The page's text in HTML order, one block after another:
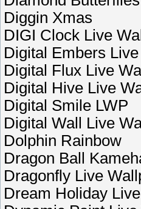
Diggin Xmas
DIGI Clock Live
Digital Embers
Digital Flux Live
Digital Hive Live
Digital Smile LWP
Digital Wall Live
Dolphin Rainbow
Dragon Ball
Dragonfly Live
Dream Holiday